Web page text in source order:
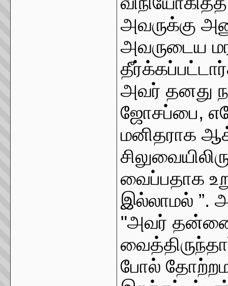
அவருக்கு
அவருடைய
அவர் தனது
ஜோசப்பை,
மனிதராக
வைப்பதாக
இல்லாமல் ”.
"அவர் தன்னை
போல்